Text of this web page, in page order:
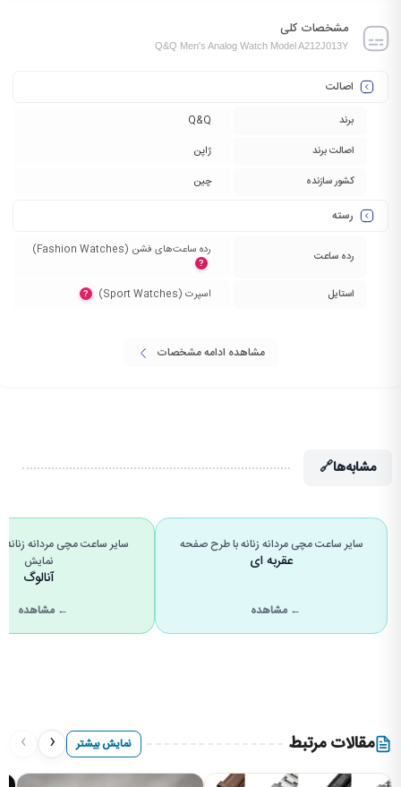
مشخصات کلی
Q&Q Men's Analog Watch Model A212J013Y
اصالت
برند
Q&Q
اصالت برند
ژاپن
کشور سازنده
چین
رسته
رده ساعت رده ساعت‌های فشن (Fashion Watches)‏
?
استایل اسپرت (Sport Watches)‏ ?
مشاهده ادامه مشخصات
مشابه‌ها🔗
سایر ساعت مچی مردانه زنانه با طرح صفحه
عقربه ای
← مشاهده
سایر ساعت مچی مردانه
نمایش
آنالوگ
← مشاهده
مقالات مرتبط نمایش بیشتر ‹
›